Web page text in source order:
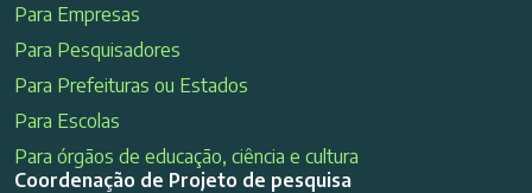
Para Empresas
Para Pesquisadores
Para Prefeituras ou Estados
Para Escolas
Para órgãos de educação, ciência e cultura
Coordenação de Projeto de pesquisa